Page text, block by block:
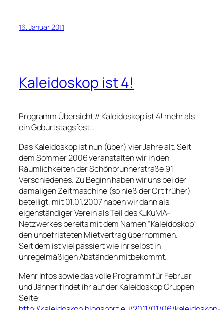
16. Januar 2011
Kaleidoskop ist 4!
Programm Übersicht // Kaleidoskop ist 4! mehr als
ein Geburtstagsfest…
Das Kaleidoskop ist nun (über) vier Jahre alt. Seit
dem Sommer 2006 veranstalten wir in den
Räumlichkeiten der Schönbrunnerstraße 91
Verschiedenes. Zu Beginn haben wir uns bei der
damaligen Zeitmaschine (so hieß der Ort früher)
beteiligt, mit 01.01.2007 haben wir dann als
eigenständiger Verein als Teil des KuKuMA-
Netzwerkes bereits mit dem Namen “Kaleidoskop“
den unbefristeten Mietvertrag übernommen.
Seit dem ist viel passiert wie ihr selbst in
unregelmäßigen Abständen mitbekommt.
Mehr Infos sowie das volle Programm für Februar
und Jänner findet ihr auf der Kaleidoskop Gruppen
Seite: